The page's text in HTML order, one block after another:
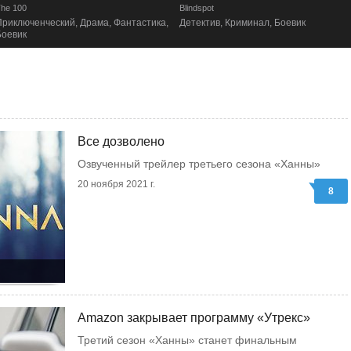
100
Драма, Фантастика,
Blindspot
Детектив, Криминал, Боевик
Все дозволено
Озвученный трейлер третьего сезона «Ханны»
20 ноября 2021 г.
8
Amazon закрывает программу «Утрекс»
Третий сезон «Ханны» станет финальным